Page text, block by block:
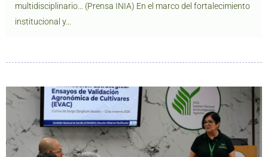
multidisciplinario… (Prensa INIA) En el marco del fortalecimiento
institucional y…